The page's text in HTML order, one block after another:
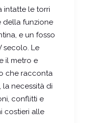
intatte le torri
della funzione
e un fosso
secolo. Le
il metro e
che racconta
necessità di
conflitti e
costieri alle